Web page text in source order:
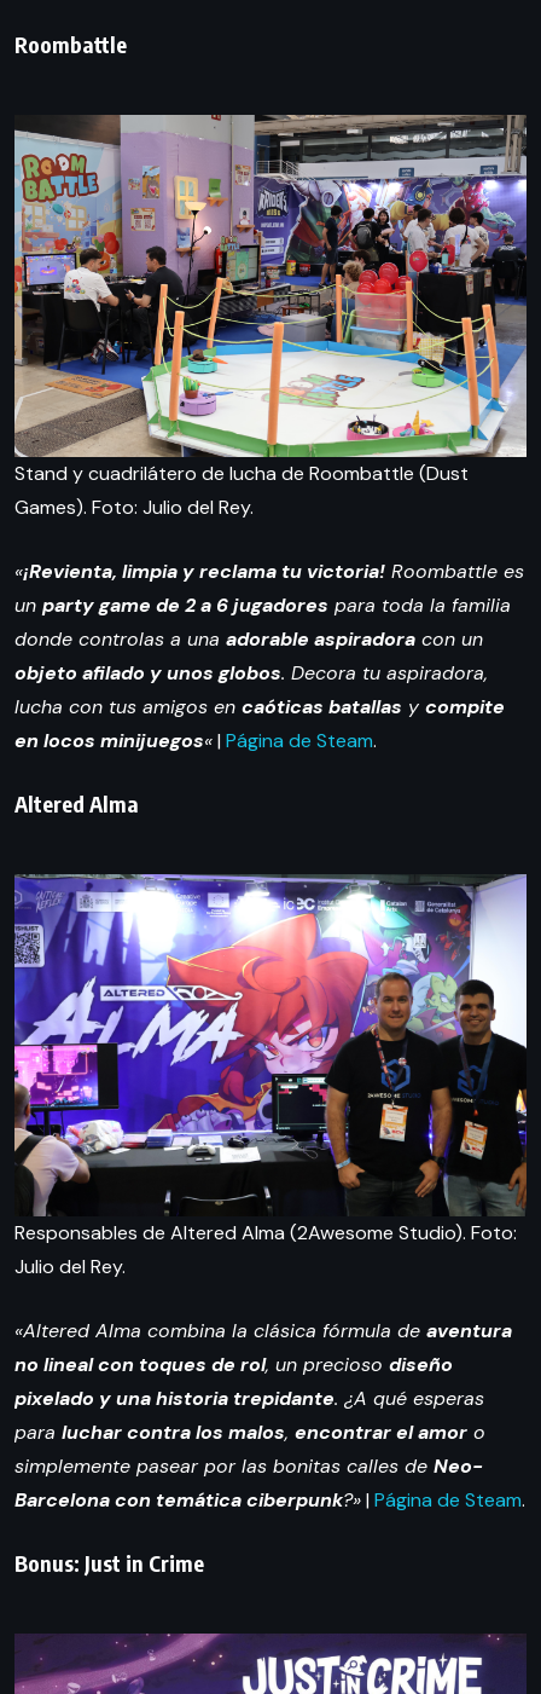
Roombattle
Stand y cuadrilátero de lucha de Roombattle (Dust
Games). Foto: Julio del Rey.
«¡Revienta, limpia y reclama tu victoria! Roombattle es
un party game de 2 a 6 jugadores para toda la familia
donde controlas a una adorable aspiradora con un
objeto afilado y unos globos. Decora tu aspiradora,
lucha con tus amigos en caóticas batallas y compite
en locos minijuegos«| Página de Steam.
Altered Alma
Responsables de Altered Alma (2Awesome Studio). Foto:
Julio del Rey.
«Altered Alma combina la clásica fórmula de aventura
no lineal con toques de rol, un precioso diseño
pixelado y una historia trepidante. ¿A qué esperas
para luchar contra los malos, encontrar el amor o
simplemente pasear por las bonitas calles de Neo-
Barcelona con temática ciberpunk?»| Página de Steam.
Bonus: Just in Crime